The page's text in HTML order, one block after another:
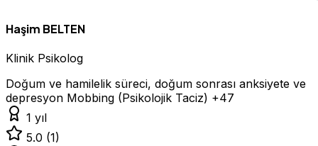
Haşim BELTEN
Klinik Psikolog
Doğum ve hamilelik süreci, doğum sonrası anksiyete ve
depresyon Mobbing (Psikolojik Taciz) +47
1 yıl
5.0 (1)